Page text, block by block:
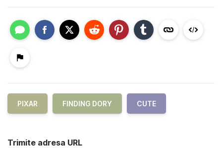
PIXAR FINDING DORY CUTE
Trimite adresa URL